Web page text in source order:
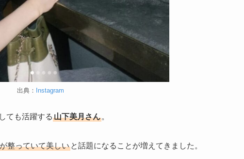
出典： Instagram
ても活躍する 山下美月さん。
整っていて美しい と話題になることが増えてきました。